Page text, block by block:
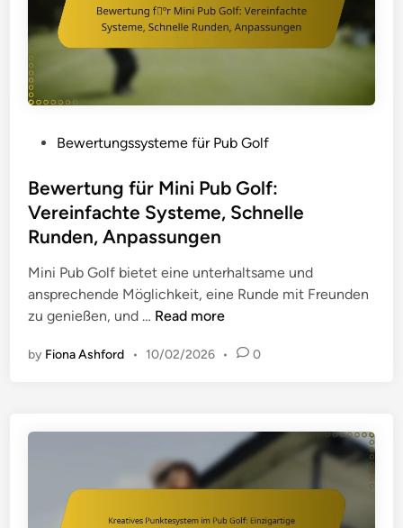
s
t
e
i
n
Bewertungssysteme für Pub Golf
Bewertung für Mini Pub Golf:
Vereinfachte Systeme, Schnelle
Runden, Anpassungen
Mini Pub Golf bietet eine unterhaltsame und
ansprechende Möglichkeit, eine Runde mit Freunden
zu genießen, und … B
w
n
g
Read more
by Fiona Ashford • 10/02/2026 • 0